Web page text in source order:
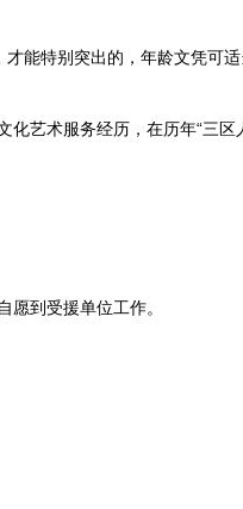
特别突出的，年龄文凭可适
术服务经历，在历年“三区
到受援单位工作。